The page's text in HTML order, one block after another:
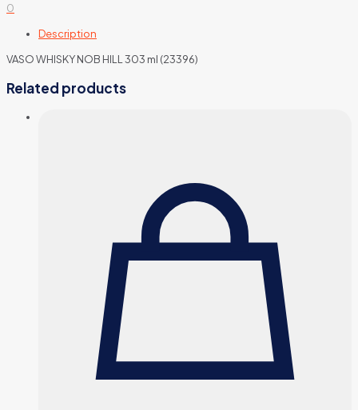
0
Description
VASO WHISKY NOB HILL 303 ml (23396)
Related products